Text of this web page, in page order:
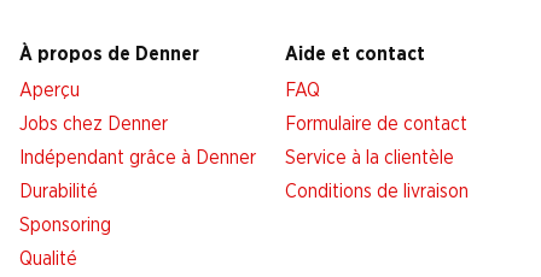
À propos de Denner
Aperçu
Jobs chez Denner
Indépendant grâce à Denner
Durabilité
Sponsoring
Qualité
Aide et contact
FAQ
Formulaire de contact
Service à la clientèle
Conditions de livraison